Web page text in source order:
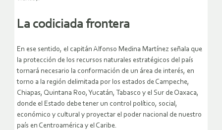
La codiciada frontera
En ese sentido, el capitán Alfonso Medina Martínez señala que
la protección de los recursos naturales estratégicos del país
tornará necesario la conformación de un área de interés, en
torno a la región delimitada por los estados de Campeche,
Chiapas, Quintana Roo, Yucatán, Tabasco y el Sur de Oaxaca,
donde el Estado debe tener un control político, social,
económico y cultural y proyectar el poder nacional de nuestro
país en Centroamérica y el Caribe.